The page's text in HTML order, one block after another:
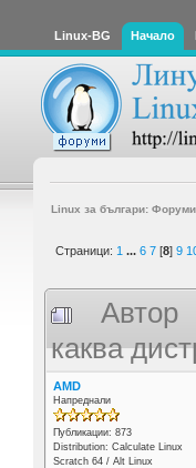
Linux-BG Начало
Linux за българи: Форуми
Страници: 1 ... 6 7 [8] 9
Автор
каква
AMD
Напреднали
Публикации: 873
Distribution: Calculate Linux
Scratch 64 / Alt Linux